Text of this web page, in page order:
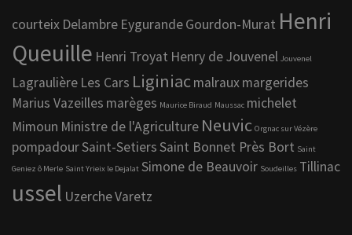
courteix Delambre EygurandeGourdon-Murat Henri
Queuille Henri Troyat Henry de Jouvenel Jouvenel
Lagraulière Les Cars Liginiacmalrauxmargerides
Marius Vazeilles marèges Maurice Biraud Maussac michelet
Mimoun Ministre de l'Agriculture Neuvic Orgnac sur Vézère
pompadourSaint-SetiersSaint Bonnet Près Bort Saint
Geniez ô Merle Saint Yrieix le Dejalat Simone de Beauvoir Soudeilles Tillinac
ussel UzercheVaretz